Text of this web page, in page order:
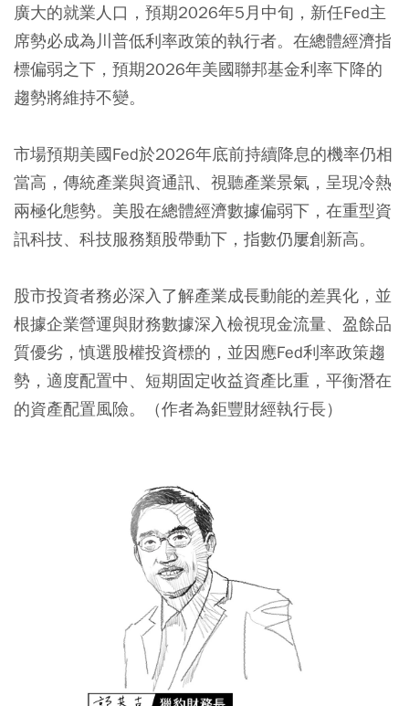
廣大的就業人口，預期2026年5月中旬，新任Fed主
席勢必成為川普低利率政策的執行者。在總體經濟指
標偏弱之下，預期2026年美國聯邦基金利率下降的
趨勢將維持不變。
市場預期美國Fed於2026年底前持續降息的機率仍相
當高，傳統產業與資通訊、視聽產業景氣，呈現冷熱
兩極化態勢。美股在總體經濟數據偏弱下，在重型資
訊科技、科技服務類股帶動下，指數仍屢創新高。
股市投資者務必深入了解產業成長動能的差異化，並
根據企業營運與財務數據深入檢視現金流量、盈餘品
質優劣，慎選股權投資標的，並因應Fed利率政策趨
勢，適度配置中、短期固定收益資產比重，平衡潛在
的資產配置風險。（作者為鉅豐財經執行長）